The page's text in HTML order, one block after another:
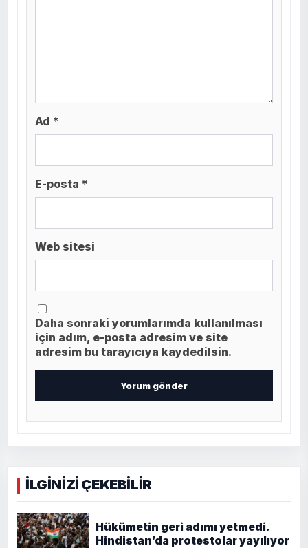
Ad *
E-posta *
Web sitesi
Daha sonraki yorumlarımda kullanılması
için adım, e-posta adresim ve site
adresim bu tarayıcıya kaydedilsin.
İLGİNİZİ ÇEKEBİLİR
Hükümetin geri adımı yetmedi.
Hindistan’da protestolar yayılıyor